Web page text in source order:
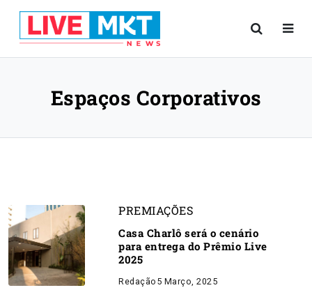
Espaços Corporativos
PREMIAÇÕES
Casa Charlô será o cenário
para entrega do Prêmio Live
2025
Redação 5 Março, 2025